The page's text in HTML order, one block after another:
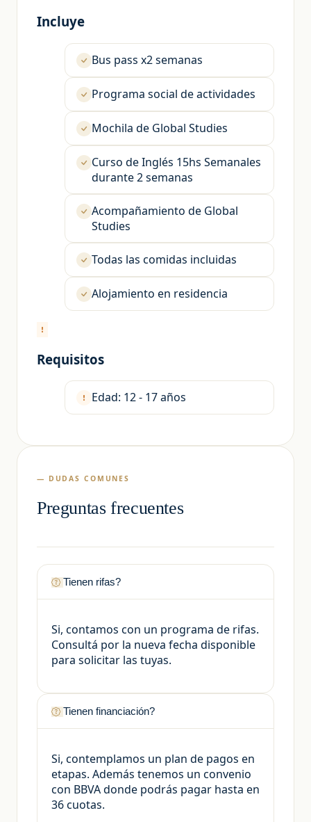
Incluye
Bus pass x2 semanas
Programa social de actividades
Mochila de Global Studies
Curso de Inglés 15hs Semanales
durante 2 semanas
Acompañamiento de Global
Studies
Todas las comidas incluidas
Alojamiento en residencia
Requisitos
Edad: 12 - 17 años
— DUDAS COMUNES
Preguntas frecuentes
Tienen rifas?
Si, contamos con un programa de rifas.
Consultá por la nueva fecha disponible
para solicitar las tuyas.
Tienen financiación?
Si, contemplamos un plan de pagos en
etapas. Además tenemos un convenio
con BBVA donde podrás pagar hasta en
36 cuotas.